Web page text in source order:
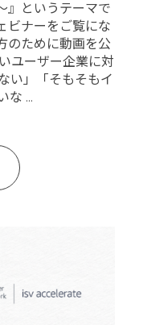
』というテーマで
ビナーをご覧にな
のために動画を公
ユーザー企業に対
い」「そもそもイ
な ...